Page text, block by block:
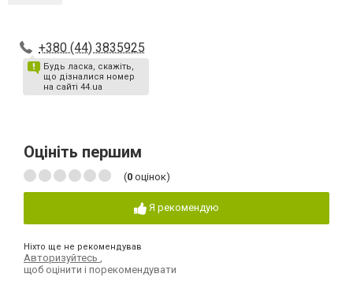
+380 (44) 3835925
Будь ласка, скажіть,
що дізналися номер
на сайті 44.ua
Оцініть першим
(0 оцінок)
Я рекомендую
Ніхто ще не рекомендував
Авторизуйтесь
щоб оцінити і порекомендувати